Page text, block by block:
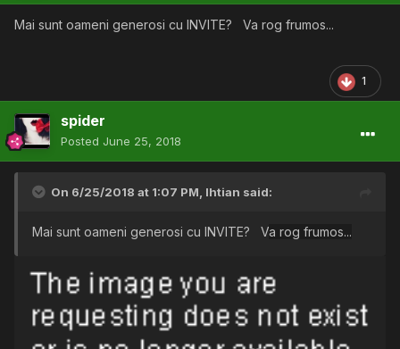
Mai sunt oameni generosi cu INVITE? Va rog frumos...
1
spider
Posted June 25, 2018
On 6/25/2018 at 1:07 PM, Ihtian said:
Mai sunt oameni generosi cu INVITE? Va rog frumos...